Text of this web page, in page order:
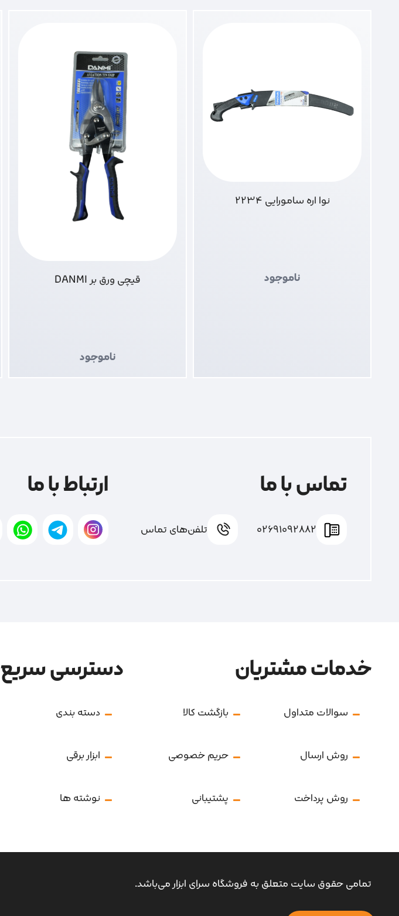
نوا اره سامورایی 2234
ناموجود قیچی ورق بر DANMI
ناموجود
تماس با ما
02691092882 تلفن‌های تماس
ارتباط با ما
خدمات مشتریان
سوالات متداول بازگشت کالا
روش ارسال حریم خصوصی
روش پرداخت پشتیبانی
دسترسی سریع
دسته بندی
ابزار برقی
نوشته ها
تمامی حقوق سایت متعلق به فروشگاه سرای ابزار می‌باشد.